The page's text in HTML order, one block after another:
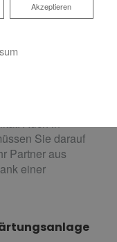
Auch in
Sie darauf
Partner aus
einer
Akzeptieren